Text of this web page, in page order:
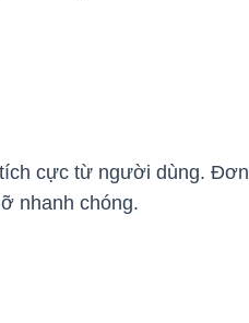
tích cực từ người dùng. Đơn
nhanh chóng.